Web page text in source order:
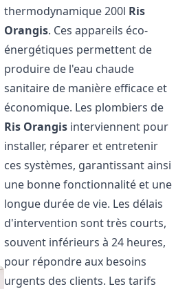
thermodynamique 200l Ris
Orangis. Ces appareils éco-
énergétiques permettent de
produire de l'eau chaude
sanitaire de manière efficace et
économique. Les plombiers de
Ris Orangis interviennent pour
installer, réparer et entretenir
ces systèmes, garantissant ainsi
une bonne fonctionnalité et une
longue durée de vie. Les délais
d'intervention sont très courts,
souvent inférieurs à 24 heures,
pour répondre aux besoins
urgents des clients. Les tarifs